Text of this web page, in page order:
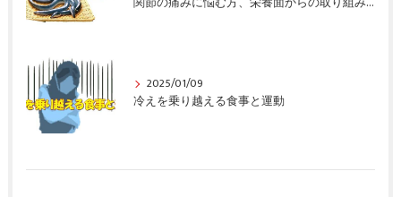
2025/01/09
冷えを乗り越える食事と運動